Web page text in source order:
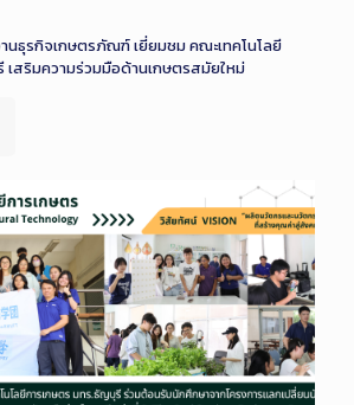
นธุรกิจเกษตรภัณฑ์ เยี่ยมชม คณะเทคโนโลยี
เสริมความร่วมมือด้านเกษตรสมัยใหม่